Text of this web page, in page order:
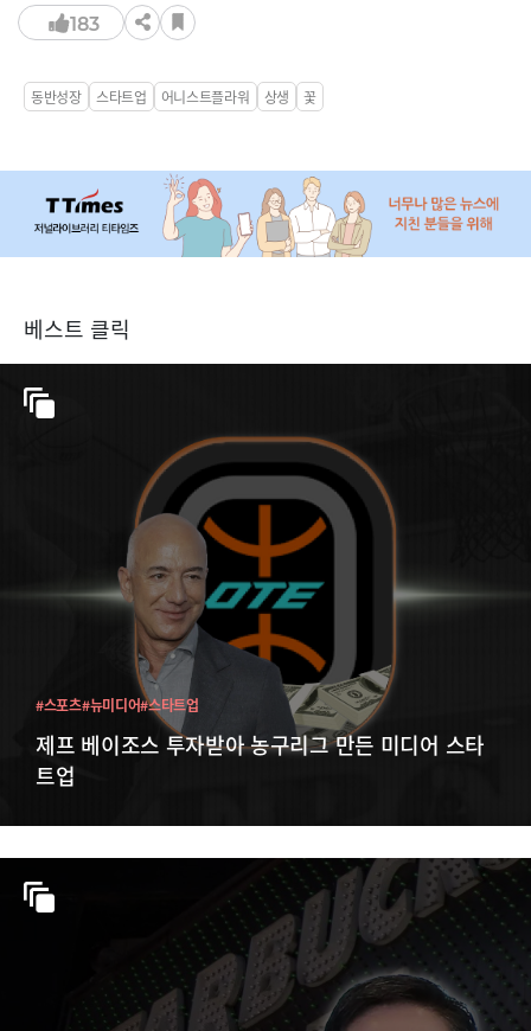
183
동반성장 스타트업 어니스트플라워 상생 꽃
베스트 클릭
제프 베이조스 투자받아 농구리그 만든 미디어 스타
트업
#스포츠#뉴미디어#스타트업